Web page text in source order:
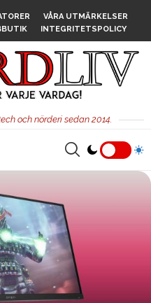
VÅRA UTMÄRKELSER
INTEGRITETSPOLICY
och nörderi sedan 2014.